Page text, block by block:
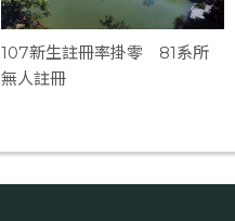
107新生註冊率掛零 81系所
無人註冊